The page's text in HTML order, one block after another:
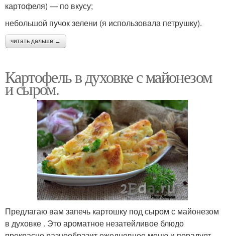
картофеля) — по вкусу;
небольшой пучок зелени (я использовала петрушку).
читать дальше →
Картофель в духовке с майонезом
и сыром.
Предлагаю вам запечь картошку под сыром с майонезом
в духовке . Это ароматное незатейливое блюдо